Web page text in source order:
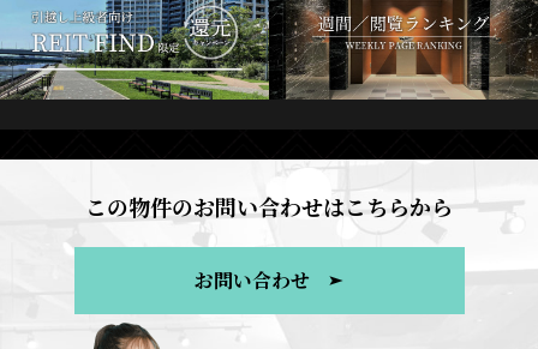
この物件のお問い合わせはこちらから
お問い合わせ